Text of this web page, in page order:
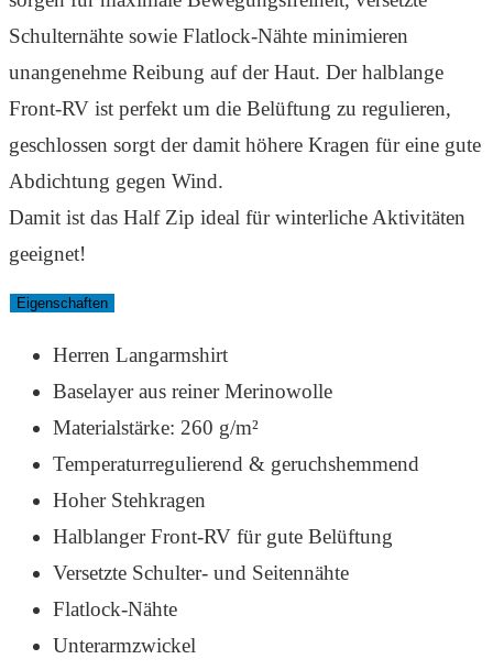
Schulternähte sowie Flatlock-Nähte minimieren
unangenehme Reibung auf der Haut. Der halblange
Front-RV ist perfekt um die Belüftung zu regulieren,
geschlossen sorgt der damit höhere Kragen für eine gute
Abdichtung gegen Wind.
Damit ist das Half Zip ideal für winterliche Aktivitäten
geeignet!
Eigenschaften
Herren Langarmshirt
Baselayer aus reiner Merinowolle
Materialstärke: 260 g/m²
Temperaturregulierend & geruchshemmend
Hoher Stehkragen
Halblanger Front-RV für gute Belüftung
Versetzte Schulter- und Seitennähte
Flatlock-Nähte
Unterarmzwickel